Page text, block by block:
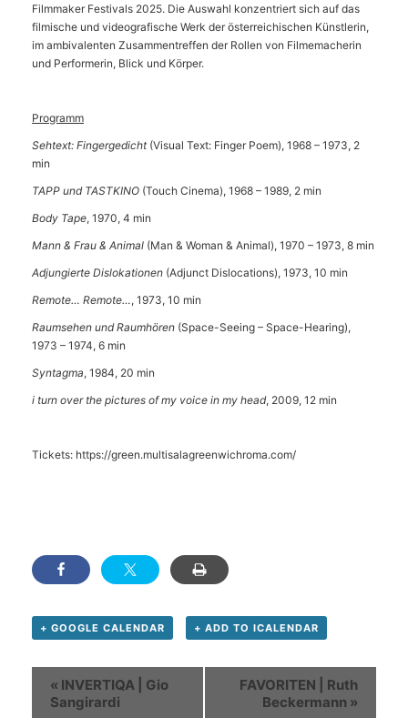
Filmmaker Festivals 2025. Die Auswahl konzentriert sich auf das
filmische und videografische Werk der österreichischen Künstlerin,
im ambivalenten Zusammentreffen der Rollen von Filmemacherin
und Performerin, Blick und Körper.
Programm
Sehtext: Fingergedicht (Visual Text: Finger Poem), 1968 – 1973, 2
min
TAPP und TASTKINO (Touch Cinema), 1968 – 1989, 2 min
Body Tape, 1970, 4 min
Mann & Frau & Animal (Man & Woman & Animal), 1970 – 1973, 8 min
Adjungierte Dislokationen (Adjunct Dislocations), 1973, 10 min
Remote… Remote… , 1973, 10 min
Raumsehen und Raumhören (Space-Seeing – Space-Hearing),
1973 – 1974, 6 min
Syntagma, 1984, 20 min
i turn over the pictures of my voice in my head, 2009, 12 min
Tickets: https://green.multisalagreenwichroma.com/
+ GOOGLE CALENDAR + ADD TO ICALENDAR
Veranstaltung
Navigation
« INVERTIQA | Gio
Sangirardi
FAVORITEN | Ruth
Beckermann »